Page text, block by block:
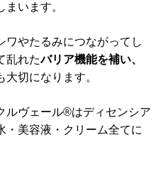
まいます。
ワやたるみにつながってし
乱れたバリア機能を補い、
大切になります。
ルヴェール®はディセンシア
・美容液・クリーム全てに